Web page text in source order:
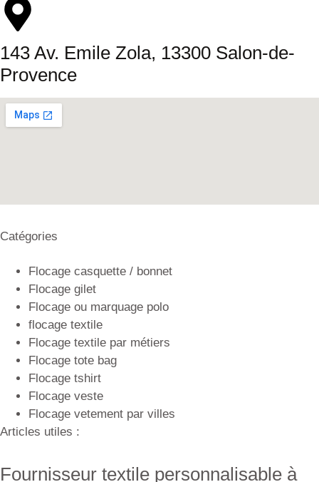
143 Av. Emile Zola, 13300 Salon-de-
Provence
Catégories
Flocage casquette / bonnet
Flocage gilet
Flocage ou marquage polo
flocage textile
Flocage textile par métiers
Flocage tote bag
Flocage tshirt
Flocage veste
Flocage vetement par villes
Articles utiles :
Fournisseur textile personnalisable à